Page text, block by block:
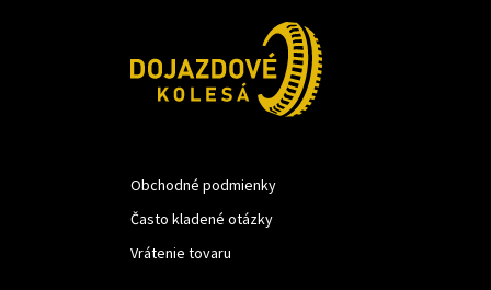
Obchodné podmienky
Často kladené otázky
Vrátenie tovaru